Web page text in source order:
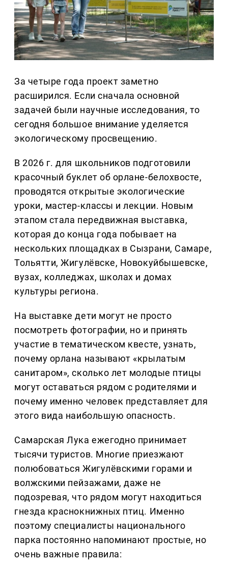
За четыре года проект заметно
расширился. Если сначала основной
задачей были научные исследования, то
сегодня большое внимание уделяется
экологическому просвещению.
В 2026 г. для школьников подготовили
красочный буклет об орлане-белохвосте,
проводятся открытые экологические
уроки, мастер-классы и лекции. Новым
этапом стала передвижная выставка,
которая до конца года побывает на
нескольких площадках в Сызрани, Самаре,
Тольятти, Жигулёвске, Новокуйбышевске,
вузах, колледжах, школах и домах
культуры региона.
На выставке дети могут не просто
посмотреть фотографии, но и принять
участие в тематическом квесте, узнать,
почему орлана называют «крылатым
санитаром», сколько лет молодые птицы
могут оставаться рядом с родителями и
почему именно человек представляет для
этого вида наибольшую опасность.
Самарская Лука ежегодно принимает
тысячи туристов. Многие приезжают
полюбоваться Жигулёвскими горами и
волжскими пейзажами, даже не
подозревая, что рядом могут находиться
гнезда краснокнижных птиц. Именно
поэтому специалисты национального
парка постоянно напоминают простые, но
очень важные правила: